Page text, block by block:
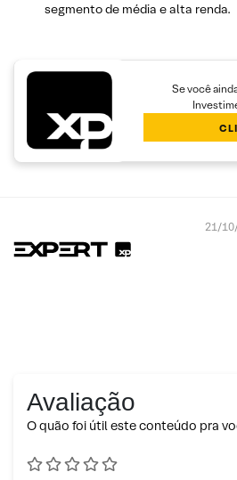
segmento de média e alta renda.
Se você
21/
Avaliação
O quão foi útil este conteúdo pra